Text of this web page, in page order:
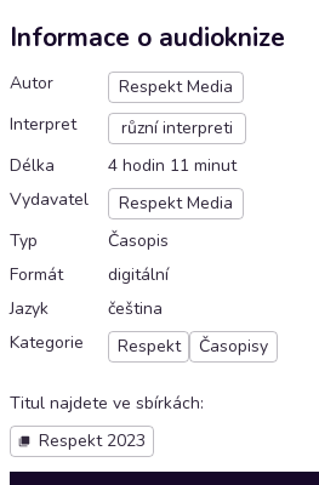
Informace o audioknize
Autor
Respekt Media
Interpret
různí interpreti
Délka
4 hodin 11 minut
Vydavatel
Respekt Media
Typ
Časopis
Formát
digitální
Jazyk
čeština
Kategorie
Respekt Časopisy
Titul najdete ve sbírkách:
Respekt 2023